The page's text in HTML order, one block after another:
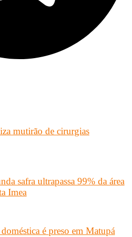
mutirão de cirurgias
safra ultrapassa 99% da área
Imea
é preso em Matupá